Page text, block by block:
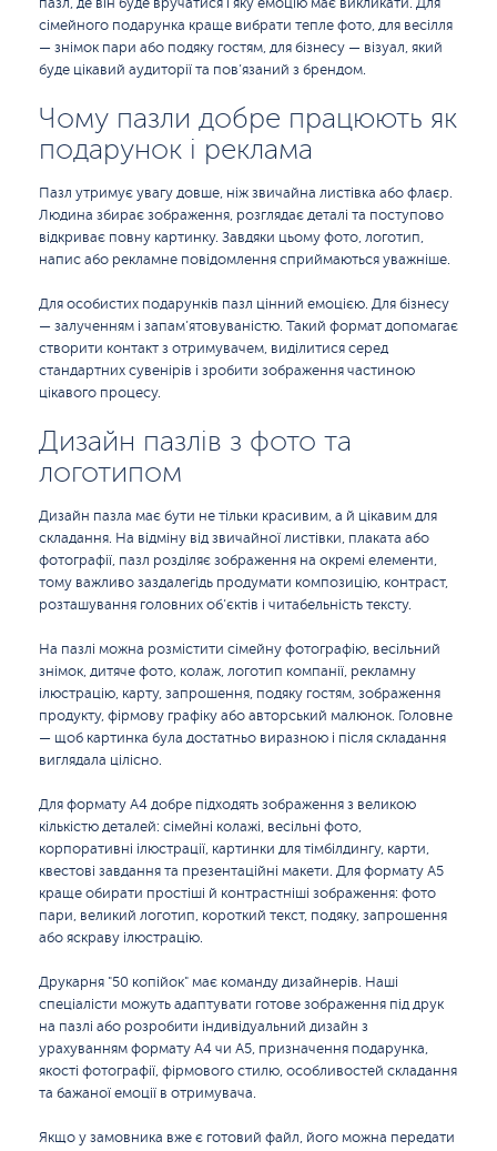
пазл, де він буде вручатися і яку емоцію має викликати. Для
сімейного подарунка краще вибрати тепле фото, для весілля
— знімок пари або подяку гостям, для бізнесу — візуал, який
буде цікавий аудиторії та пов’язаний з брендом.
Чому пазли добре працюють як
подарунок і реклама
Пазл утримує увагу довше, ніж звичайна листівка або флаєр.
Людина збирає зображення, розглядає деталі та поступово
відкриває повну картинку. Завдяки цьому фото, логотип,
напис або рекламне повідомлення сприймаються уважніше.
Для особистих подарунків пазл цінний емоцією. Для бізнесу
— залученням і запам’ятовуваністю. Такий формат допомагає
створити контакт з отримувачем, виділитися серед
стандартних сувенірів і зробити зображення частиною
цікавого процесу.
Дизайн пазлів з фото та
логотипом
Дизайн пазла має бути не тільки красивим, а й цікавим для
складання. На відміну від звичайної листівки, плаката або
фотографії, пазл розділяє зображення на окремі елементи,
тому важливо заздалегідь продумати композицію, контраст,
розташування головних об’єктів і читабельність тексту.
На пазлі можна розмістити сімейну фотографію, весільний
знімок, дитяче фото, колаж, логотип компанії, рекламну
ілюстрацію, карту, запрошення, подяку гостям, зображення
продукту, фірмову графіку або авторський малюнок. Головне
— щоб картинка була достатньо виразною і після складання
виглядала цілісно.
Для формату A4 добре підходять зображення з великою
кількістю деталей: сімейні колажі, весільні фото,
корпоративні ілюстрації, картинки для тімбілдингу, карти,
квестові завдання та презентаційні макети. Для формату A5
краще обирати простіші й контрастніші зображення: фото
пари, великий логотип, короткий текст, подяку, запрошення
або яскраву ілюстрацію.
Друкарня "50 копійок" має команду дизайнерів. Наші
спеціалісти можуть адаптувати готове зображення під друк
на пазлі або розробити індивідуальний дизайн з
урахуванням формату A4 чи A5, призначення подарунка,
якості фотографії, фірмового стилю, особливостей складання
та бажаної емоції в отримувача.
Якщо у замовника вже є готовий файл, його можна передати